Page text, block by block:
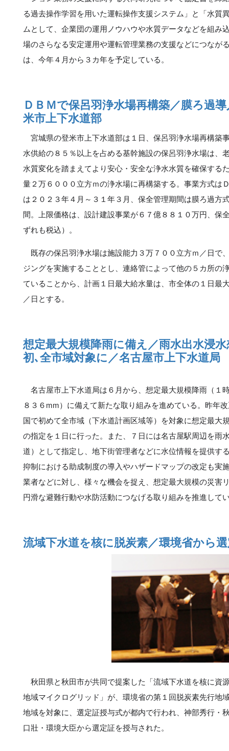
る過去操作学習を用いた運転操作支援システム」と「水質
ムとして、企業団の運用ノウハウや水質データなどを組み
場のさらなる安定運用や運転管理業務の支援などにつなが
は、今年４月から３カ年を予定している。
ＤＢＭで保呂羽浄水場再構築／膜ろ過
米市上下水道部
宮城県の登米市上下水道部は１日、保呂羽浄水場再構築
水供給の８５％以上を占める基幹施設の保呂羽浄水場は、
水質変化を踏まえてより安心・安全な浄水水質を確保する
量２万６０００立方ｍの浄水場に再構築する。事業方式は
は２０２３年４月～３１年３月、保全管理期間は膜ろ過方
間。上限価格は、設計建設事業が６７億８８１０万円、保
ずれも税込）。
既存の保呂羽浄水場は施設能力３万７００立方ｍ／日で
ジングを実施することとし、連絡管によって他の５カ所の
ていることから、計画１日最大給水量は、市全体の１日最
／日とする。
想定最大規模降雨に備え／雨水出水浸
初､全市域対象に／名古屋市上下水道局
名古屋市上下水道局は６月から、想定最大規模降雨（１
８３６mm）に備えて新たな取り組みを進めている。昨年
国で初めて全市域（下水道計画区域等）を対象に想定最大
の指定を１日に行った。また、７日には名古屋駅周辺を雨
道）として指定し、地下街管理者などに水位情報を提供す
抑制における助成制度の導入やハザードマップの改定も実
業者などに対し、様々な機会を捉え、想定最大規模の災害
円滑な避難行動や水防活動につなげる取り組みを推進して
流域下水道を核に脱炭素／環境省から
秋田県と秋田市が共同で提案した「流域下水道を核に資
地域マイクログリッド」が、環境省の第１回脱炭素先行地
地域を対象に、選定証授与式が都内で行われ、神部秀行・
口壯・環境大臣から選定証を授与された。